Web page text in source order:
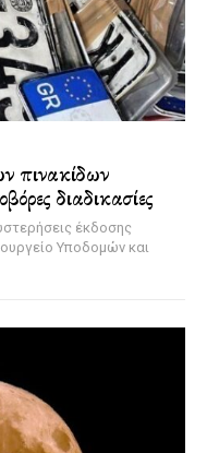
πινακίδων
διαδικασίες
έκδοσης
Υποδομών και